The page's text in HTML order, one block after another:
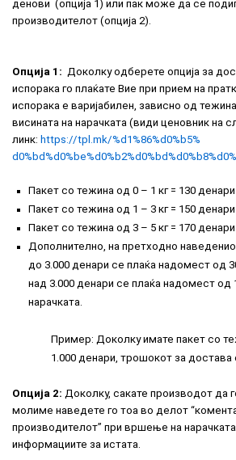
денови (опција 1) или пак може да се
производителот (опција 2).
Опција 1: Доколку одберете опција за
испорака го плаќате Вие при прием на
испорака е варијабилен, зависно од
висината на нарачката (види ценовник на
линк: https://tpl.mk/%d1%86%d0%b5%
d0%bd%d0%be%d0%b2%d0%bd%d0%b8%
Пакет со тежина од 0 – 1 кг = 130 денари
Пакет со тежина од 1 – 3 кг = 150 денари
Пакет со тежина од 3 – 5 кг = 170 денари
Дополнително, на претходно
до 3.000 денари се плаќа надомест од
над 3.000 денари се плаќа надомест од
нарачката.
Пример: Доколку имате пакет со
1.000 денари, трошокот за достава
Опција 2: Доколку, сакате производот да
молиме наведете го тоа во делот
производителот” при вршење на
информациите за истата.